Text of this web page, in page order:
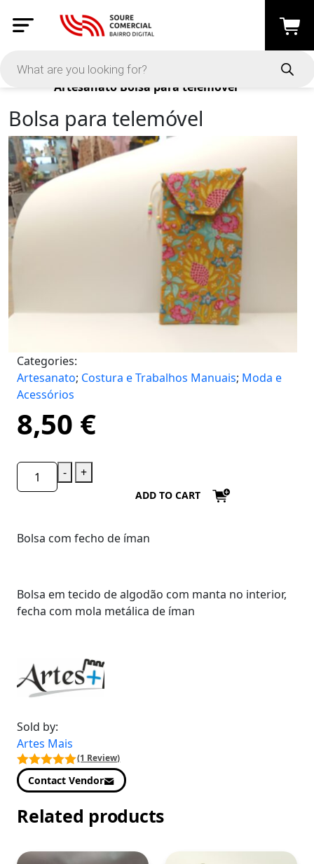
Products
Artesanato Bolsa para telemóvel
Bolsa para telemóvel
Categories:
Artesanato; Costura e Trabalhos Manuais; Moda e
Acessórios
8,50 €
- +
ADD TO CART
Bolsa com fecho de íman
Bolsa em tecido de algodão com manta no interior,
fecha com mola metálica de íman
Sold by:
Artes Mais
(1 Review)
Contact Vendor
Related products